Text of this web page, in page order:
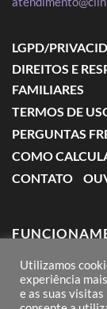
LGPD/
DIREITOS E
FAMILIARES
TERMOS DE
PERGUNTAS
COMO
CONTATO
Segunda a
Sábado: das
Utilizamos
experiência
e as suas